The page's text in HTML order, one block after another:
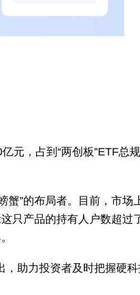
元，占到“两创板”ETF总
”的布局者。目前，市场
只产品的持有人户数超过
助力投资者及时把握硬科